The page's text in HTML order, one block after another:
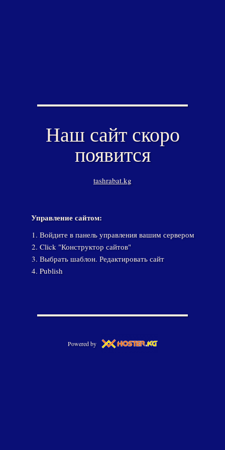
Наш сайт скоро
появится
tashrabat.kg
Управление сайтом:
Войдите в панель управления вашим сервером
Click "Конструктор сайтов"
Выбрать шаблон. Редактировать сайт
Publish
Powered by